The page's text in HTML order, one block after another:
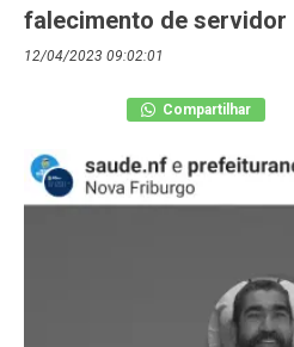
falecimento de servidor
12/04/2023 09:02:01
Compartilhar